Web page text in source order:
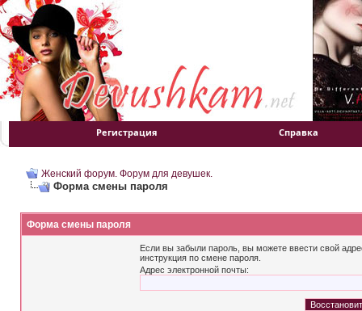
Регистрация Справка
Женский форум. Форум для девушек.
Форма смены пароля
Форма смены пароля
Если вы забыли пароль, вы можете ввести свой
инструкция по смене пароля.
Адрес электронной почты: